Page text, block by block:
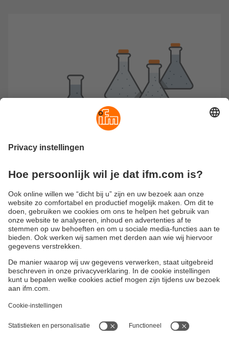
Bestelcode
Herkalibratie voor olie-zuiverheidsmonitor LDP
(ZC0069)
Duurzaamheid
Algemene verkoop- en leveringsvoorwaarden
Garantievoorwaarden